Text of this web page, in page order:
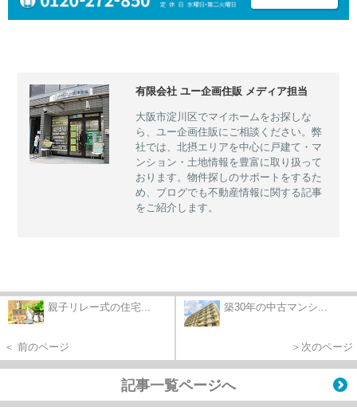
有限会社 ユー企画住販 メディア担当
大阪市淀川区でマイホームをお探しな
ら、ユー企画住販にご相談ください。弊
社では、北摂エリアを中心に戸建て・マ
ンション・土地情報を豊富に取り扱って
おります。物件探しのサポートをするた
め、ブログでも不動産情報に関する記事
をご紹介します。
親子リレー式の住宅...
＜ 前のページ
築30年の中古マンシ...
＞次のページ
記事一覧ページへ